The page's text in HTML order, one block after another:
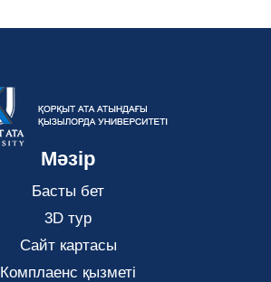
Мәзір
Басты бет
3D тур
Сайт картасы
Комплаенс қызметі